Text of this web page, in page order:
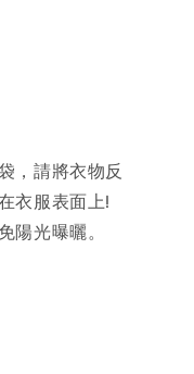
，請將衣物反
衣服表面上!
陽光曝曬。